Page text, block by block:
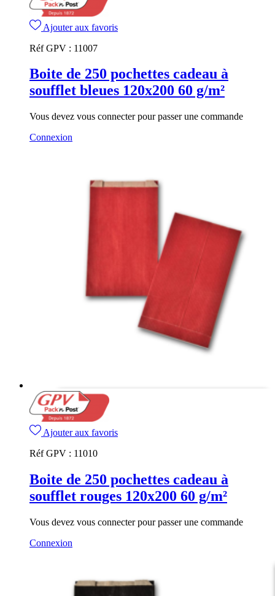
Ajouter aux favoris
Réf GPV : 11007
Boite de 250 pochettes cadeau à
soufflet bleues 120x200 60 g/m²
Vous devez vous connecter pour passer une commande
Connexion
Ajouter aux favoris
Réf GPV : 11010
Boite de 250 pochettes cadeau à
soufflet rouges 120x200 60 g/m²
Vous devez vous connecter pour passer une commande
Connexion